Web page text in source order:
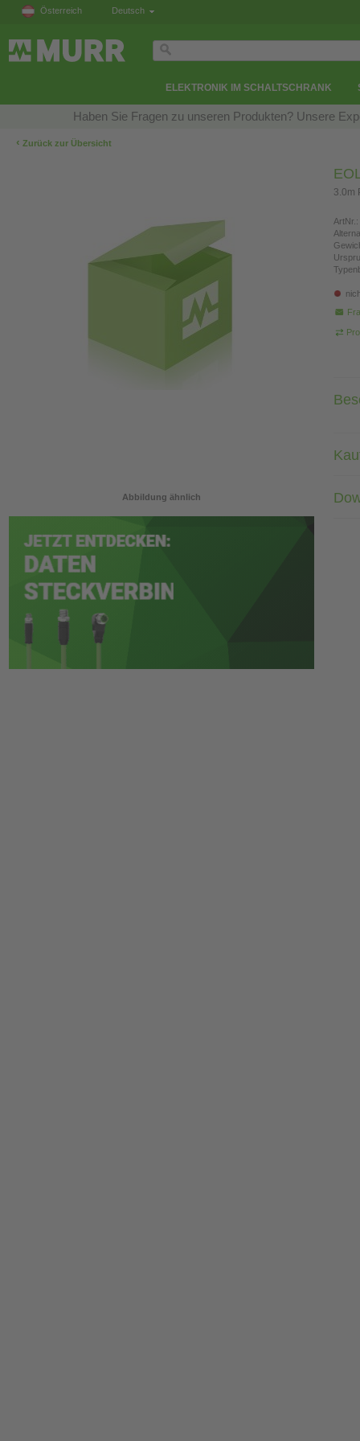
Österreich Deutsch
ELEKTRONIK IM SCHALTSCHRANK
Haben Sie Fragen zu unseren Produkten? Unsere
‹ Zurück zur Übersicht
Abbildung ähnlich
3.0m
ArtNr.: